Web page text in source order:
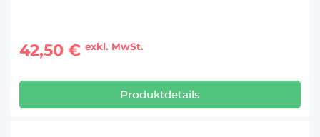
42,50 € exkl. MwSt.
Produktdetails